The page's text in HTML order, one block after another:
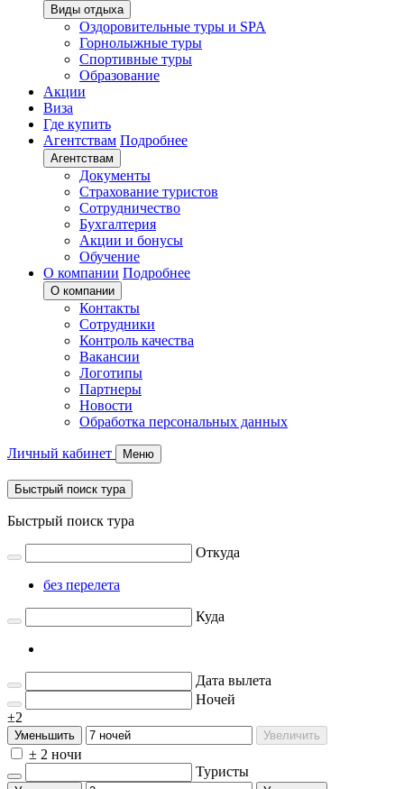
Виды отдыха
Оздоровительные туры и SPA
Горнолыжные туры
Спортивные туры
Образование
Акции
Виза
Где купить
Агентствам Подробнее
Агентствам
Документы
Страхование туристов
Сотрудничество
Бухгалтерия
Акции и бонусы
Обучение
О компании Подробнее
О компании
Контакты
Сотрудники
Контроль качества
Вакансии
Логотипы
Партнеры
Новости
Обработка персональных данных
Личный кабинет Меню
Быстрый поиск тура
Быстрый поиск тура
Откуда
без перелета
Куда
Дата вылета
Ночей
±2
Уменьшить Увеличить
± 2 ночи
Туристы